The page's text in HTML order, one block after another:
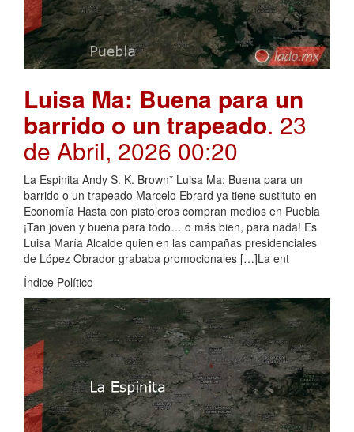
Luisa Ma: Buena para un
barrido o un trapeado. 23
de Abril, 2026 00:20
La Espinita Andy S. K. Brown* Luisa Ma: Buena para un
barrido o un trapeado Marcelo Ebrard ya tiene sustituto en
Economía Hasta con pistoleros compran medios en Puebla
¡Tan joven y buena para todo… o más bien, para nada! Es
Luisa María Alcalde quien en las campañas presidenciales
de López Obrador grababa promocionales […]La ent
Índice Político